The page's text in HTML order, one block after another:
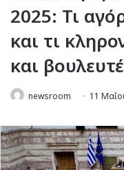
2025: Τι
και τι
και
newsroom 11